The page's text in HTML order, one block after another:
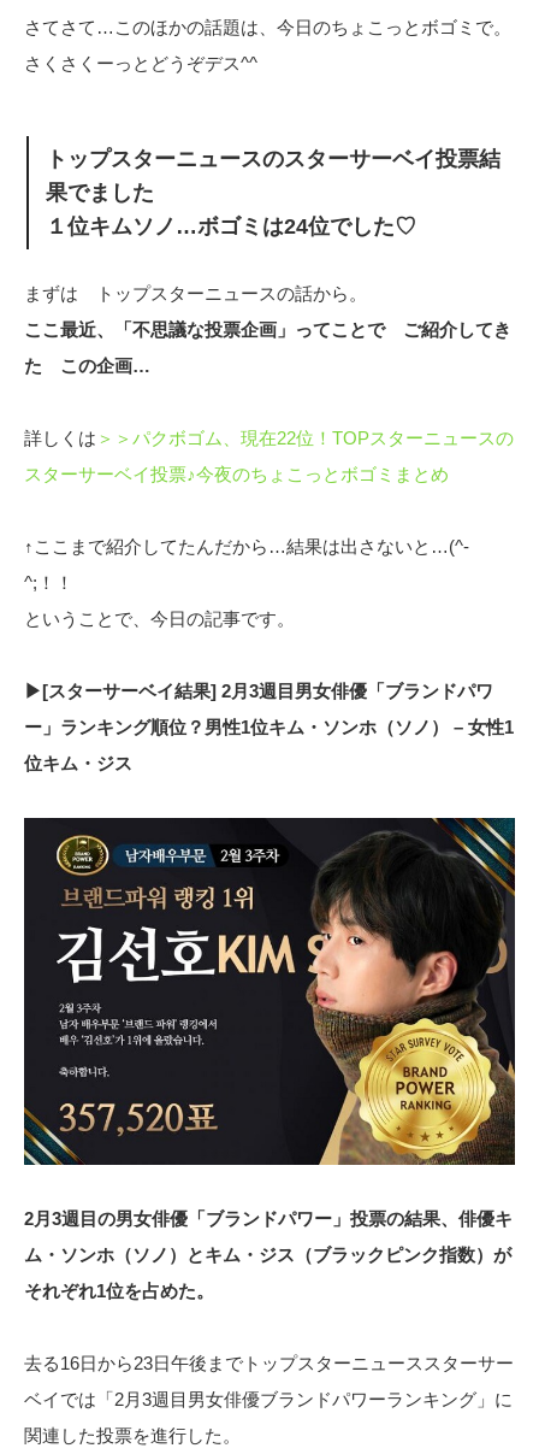
さてさて…このほかの話題は、今日のちょこっとボゴミで。
さくさくーっとどうぞデス^^
トップスターニュースのスターサーベイ投票結
果でました
１位キムソノ…ボゴミは24位でした♡
まずは トップスターニュースの話から。
ここ最近、「不思議な投票企画」ってことで ご紹介してき
た この企画…
詳しくは ＞＞パクボゴム、現在22位！TOPスターニュースの
スターサーベイ投票♪今夜のちょこっとボゴミまとめ
↑ここまで紹介してたんだから…結果は出さないと…(^-
^;！！
ということで、今日の記事です。
▶[スターサーベイ結果] 2月3週目男女俳優「ブランドパワ
ー」ランキング順位？男性1位キム・ソンホ（ソノ） – 女性1
位キム・ジス
2月3週目の男女俳優「ブランドパワー」投票の結果、俳優キ
ム・ソンホ（ソノ）とキム・ジス（ブラックピンク指数）が
それぞれ1位を占めた。
去る16日から23日午後までトップスターニューススターサー
ベイでは「2月3週目男女俳優ブランドパワーランキング」に
関連した投票を進行した。